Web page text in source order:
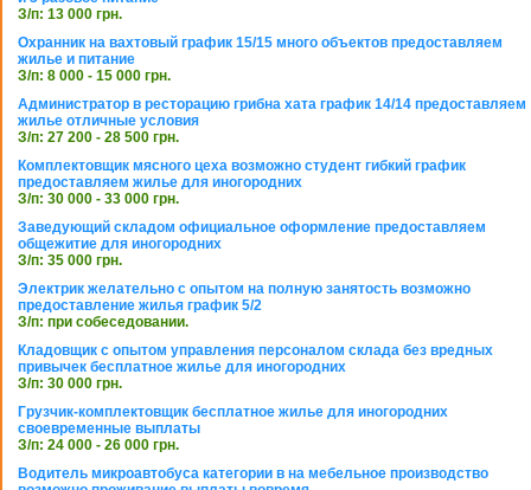
З/п: 13 000 грн.
Охранник на вахтовый график 15/15 много объектов предоставляем
жилье и питание
З/п: 8 000 - 15 000 грн.
Администратор в ресторацию грибна хата график 14/14 предоставляем
жилье отличные условия
З/п: 27 200 - 28 500 грн.
Комплектовщик мясного цеха возможно студент гибкий график
предоставляем жилье для иногородних
З/п: 30 000 - 33 000 грн.
Заведующий складом официальное оформление предоставляем
общежитие для иногородних
З/п: 35 000 грн.
Электрик желательно с опытом на полную занятость возможно
предоставление жилья график 5/2
З/п: при собеседовании.
Кладовщик с опытом управления персоналом склада без вредных
привычек бесплатное жилье для иногородних
З/п: 30 000 грн.
Грузчик-комплектовщик бесплатное жилье для иногородних
своевременные выплаты
З/п: 24 000 - 26 000 грн.
Водитель микроавтобуса категории в на мебельное производство